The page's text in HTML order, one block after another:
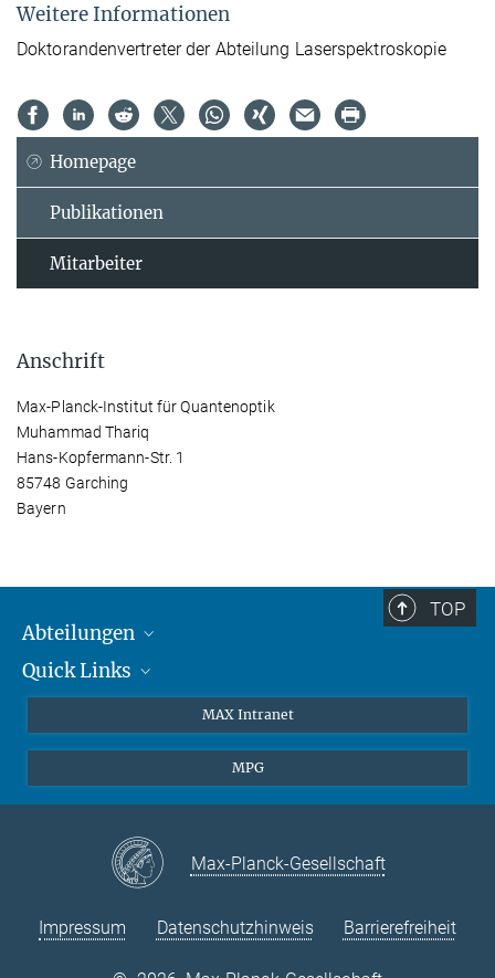
Weitere Informationen
Doktorandenvertreter der Abteilung Laserspektroskopie
Homepage
Publikationen
Mitarbeiter
Anschrift
Max-Planck-Institut für Quantenoptik
Muhammad Thariq
Hans-Kopfermann-Str. 1
85748 Garching
Bayern
TOP
Abteilungen
Attosekundenphysik
Quick Links
Kontakt
Instagram
MAX Intranet
MPG
Max-Planck-Gesellschaft
Impressum Datenschutzhinweis Barrierefreiheit